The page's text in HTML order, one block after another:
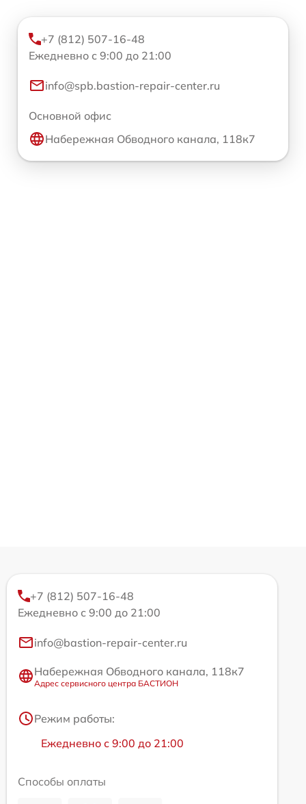
+7 (812) 507-16-48
Ежедневно с 9:00 до 21:00
info@spb.bastion-repair-center.ru
Основной офис
Набережная Обводного канала, 118к7
+7 (812) 507-16-48
Ежедневно с 9:00 до 21:00
info@bastion-repair-center.ru
Набережная Обводного канала, 118к7
Адрес сервисного центра БАСТИОН
Режим работы:
Ежедневно с 9:00 до 21:00
Способы оплаты